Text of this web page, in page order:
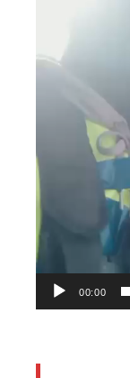
00:00